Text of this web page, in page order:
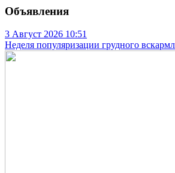
Объявления
3 Август 2026 10:51
Неделя популяризации грудного